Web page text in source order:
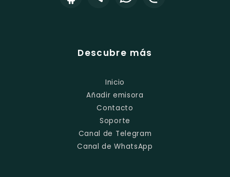
Descubre más
Inicio
Añadir emisora
Contacto
Soporte
Canal de Telegram
Canal de WhatsApp